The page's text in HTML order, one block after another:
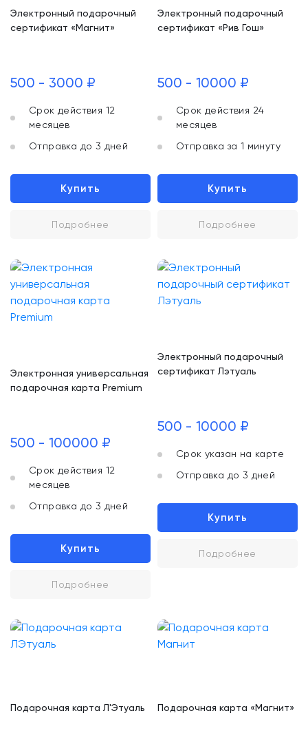
Электронный подарочный
сертификат «Магнит»
500 - 3000 ₽
Срок действия 12
месяцев
Отправка до 3 дней
Купить
Подробнее
Электронный подарочный
сертификат «Рив Гош»
500 - 10000 ₽
Срок действия 24
месяцев
Отправка за 1 минуту
Купить
Подробнее
Электронная универсальная
подарочная карта Premium
500 - 100000 ₽
Срок действия 12
месяцев
Отправка до 3 дней
Купить
Подробнее
Электронный подарочный
сертификат Лэтуаль
500 - 10000 ₽
Срок указан на карте
Отправка до 3 дней
Купить
Подробнее
Подарочная карта Л'Этуаль Подарочная карта «Магнит»